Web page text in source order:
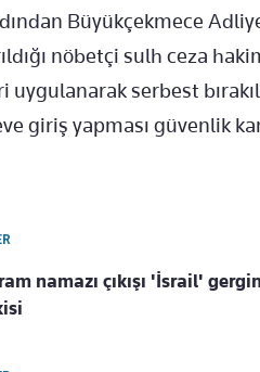
Büyükçekmece
nöbetçi sulh ceza
serbest
giriş yapması güvenlik
namazı çıkışı 'İsrail'